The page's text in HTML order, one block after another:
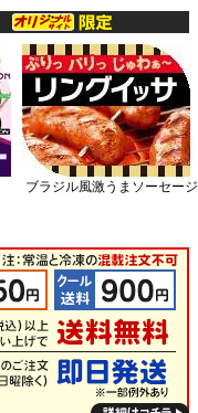
ブラジル風激うまソーセージ